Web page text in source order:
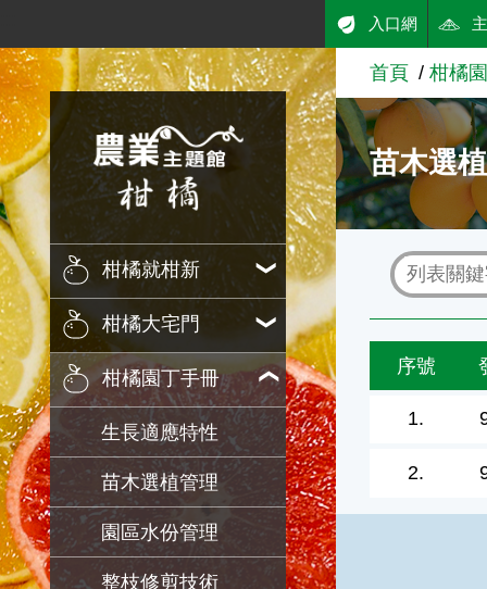
跳到主要內容
農業知識入口網
柑橘就柑新
柑橘大宅門
柑橘園丁手冊
生長適應特性
苗木選植管理
園區水份管理
整枝修剪技術
入口網
首頁 柑橘
苗木選
序號
1.
2.